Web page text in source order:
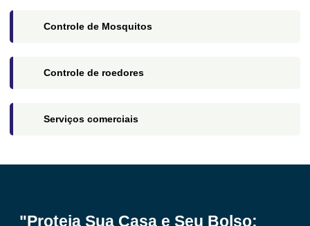
Controle de Mosquitos​
Controle de roedores​
Serviços comerciais​
"Proteja Sua Casa e Seu Bolso: